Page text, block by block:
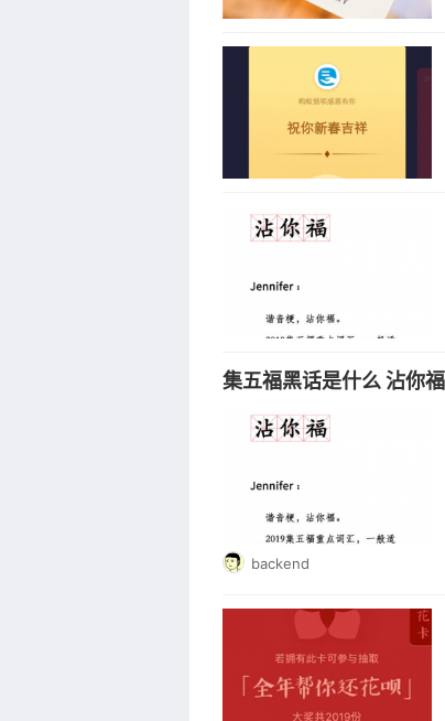
集五福黑话是什么 沾你
backend